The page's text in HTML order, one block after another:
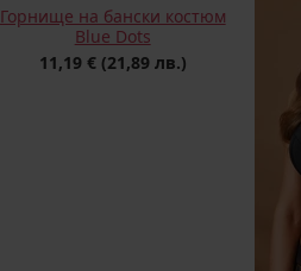
Горнище на бански костюм
Blue Dots
11,19 € (21,89 лв.)